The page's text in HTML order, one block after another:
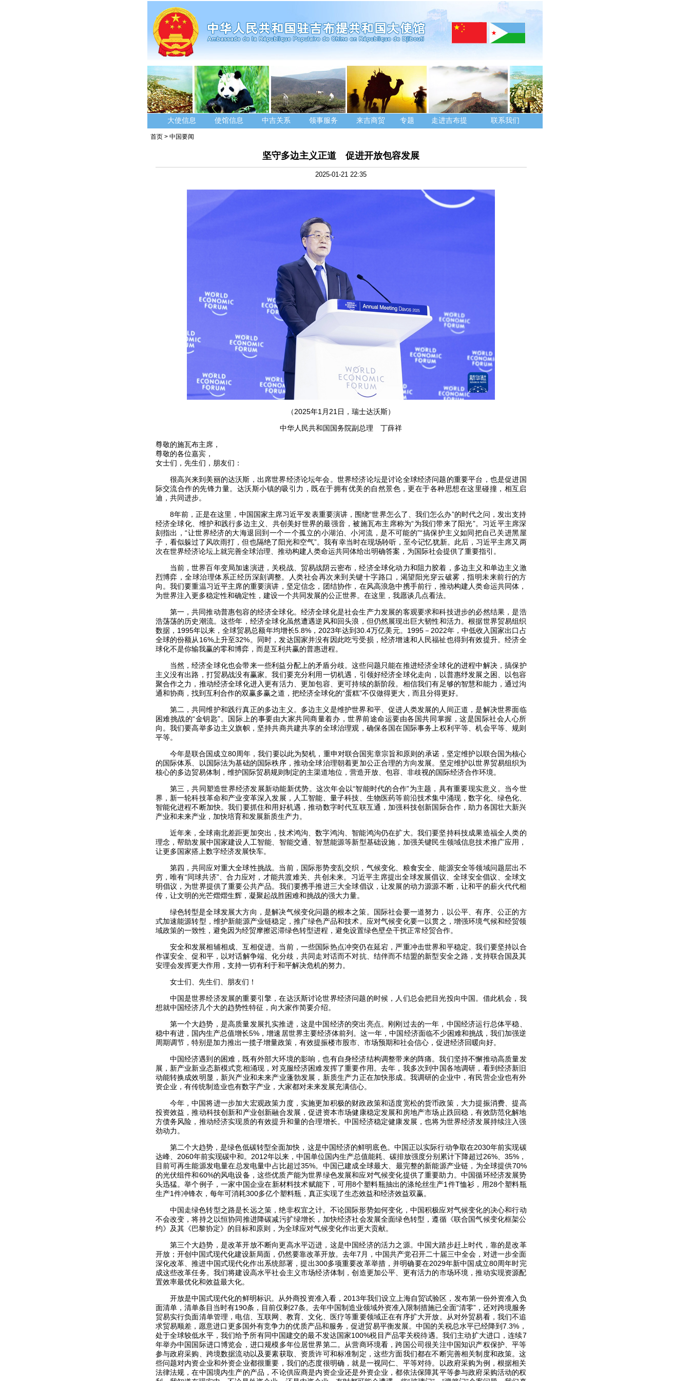
大使信息 使馆信息 中吉关系 领事服务 来吉商贸 专题 走进吉布提 联系我们
首页 > 中国要闻
坚守多边主义正道 促进开放包容发展
2025-01-21 22:35
（2025年1月21日，瑞士达沃斯）
中华人民共和国国务院副总理 丁薛祥
尊敬的施瓦布主席，
尊敬的各位嘉宾，
女士们，先生们，朋友们：
很高兴来到美丽的达沃斯，出席世界经济论坛年会。世界经济论坛是讨论全球经济问题的重要平台，也是促进国
际交流合作的先锋力量。达沃斯小镇的吸引力，既在于拥有优美的自然景色，更在于各种思想在这里碰撞，相互启
迪，共同进步。
8年前，正是在这里，中国国家主席习近平发表重要演讲，围绕“世界怎么了、我们怎么办”的时代之问，发出支持
经济全球化、维护和践行多边主义、共创美好世界的最强音，被施瓦布主席称为“为我们带来了阳光”。习近平主席深
刻指出，“让世界经济的大海退回到一个一个孤立的小湖泊、小河流，是不可能的”“搞保护主义如同把自己关进黑屋
子，看似躲过了风吹雨打，但也隔绝了阳光和空气”。我有幸当时在现场聆听，至今记忆犹新。此后，习近平主席又两
次在世界经济论坛上就完善全球治理、推动构建人类命运共同体给出明确答案，为国际社会提供了重要指引。
当前，世界百年变局加速演进，关税战、贸易战阴云密布，经济全球化动力和阻力胶着，多边主义和单边主义激
烈博弈，全球治理体系正经历深刻调整。人类社会再次来到关键十字路口，渴望阳光穿云破雾，指明未来前行的方
向。我们要重温习近平主席的重要演讲，坚定信念，团结协作，在风高浪急中携手前行，推动构建人类命运共同体，
为世界注入更多稳定性和确定性，建设一个共同发展的公正世界。在这里，我愿谈几点看法。
第一，共同推动普惠包容的经济全球化。经济全球化是社会生产力发展的客观要求和科技进步的必然结果，是浩
浩荡荡的历史潮流。这些年，经济全球化虽然遭遇逆风和回头浪，但仍然展现出巨大韧性和活力。根据世界贸易组织
数据，1995年以来，全球贸易总额年均增长5.8%，2023年达到30.4万亿美元。1995－2022年，中低收入国家出口占
全球的份额从16%上升至32%。同时，发达国家并没有因此吃亏受损，经济增速和人民福祉也得到有效提升。经济全
球化不是你输我赢的零和博弈，而是互利共赢的普惠进程。
当然，经济全球化也会带来一些利益分配上的矛盾分歧。这些问题只能在推进经济全球化的进程中解决，搞保护
主义没有出路，打贸易战没有赢家。我们要充分利用一切机遇，引领好经济全球化走向，以普惠纾发展之困、以包容
聚合作之力，推动经济全球化进入更有活力、更加包容、更可持续的新阶段。相信我们有足够的智慧和能力，通过沟
通和协商，找到互利合作的双赢多赢之道，把经济全球化的“蛋糕”不仅做得更大，而且分得更好。
第二，共同维护和践行真正的多边主义。多边主义是维护世界和平、促进人类发展的人间正道，是解决世界面临
困难挑战的“金钥匙”。国际上的事要由大家共同商量着办，世界前途命运要由各国共同掌握，这是国际社会人心所
向。我们要高举多边主义旗帜，坚持共商共建共享的全球治理观，确保各国在国际事务上权利平等、机会平等、规则
平等。
今年是联合国成立80周年，我们要以此为契机，重申对联合国宪章宗旨和原则的承诺，坚定维护以联合国为核心
的国际体系、以国际法为基础的国际秩序，推动全球治理朝着更加公正合理的方向发展。坚定维护以世界贸易组织为
核心的多边贸易体制，维护国际贸易规则制定的主渠道地位，营造开放、包容、非歧视的国际经济合作环境。
第三，共同塑造世界经济发展新动能新优势。这次年会以“智能时代的合作”为主题，具有重要现实意义。当今世
界，新一轮科技革命和产业变革深入发展，人工智能、量子科技、生物医药等前沿技术集中涌现，数字化、绿色化、
智能化进程不断加快。我们要抓住和用好机遇，推动数字时代互联互通，加强科技创新国际合作，助力各国壮大新兴
产业和未来产业，加快培育和发展新质生产力。
近年来，全球南北差距更加突出，技术鸿沟、数字鸿沟、智能鸿沟仍在扩大。我们要坚持科技成果造福全人类的
理念，帮助发展中国家建设人工智能、智能交通、智慧能源等新型基础设施，加强关键民生领域信息技术推广应用，
让更多国家搭上数字经济发展快车。
第四，共同应对重大全球性挑战。当前，国际形势变乱交织，气候变化、粮食安全、能源安全等领域问题层出不
穷，唯有“同球共济”、合力应对，才能共渡难关、共创未来。习近平主席提出全球发展倡议、全球安全倡议、全球文
明倡议，为世界提供了重要公共产品。我们要携手推进三大全球倡议，让发展的动力源源不断，让和平的薪火代代相
传，让文明的光芒熠熠生辉，凝聚起战胜困难和挑战的强大力量。
绿色转型是全球发展大方向，是解决气候变化问题的根本之策。国际社会要一道努力，以公平、有序、公正的方
式加速能源转型，维护新能源产业链稳定，推广绿色产品和技术。应对气候变化要一以贯之，增强环境气候和经贸领
域政策的一致性，避免因为经贸摩擦迟滞绿色转型进程，避免设置绿色壁垒干扰正常经贸合作。
安全和发展相辅相成、互相促进。当前，一些国际热点冲突仍在延宕，严重冲击世界和平稳定。我们要坚持以合
作谋安全、促和平，以对话解争端、化分歧，共同走对话而不对抗、结伴而不结盟的新型安全之路，支持联合国及其
安理会发挥更大作用，支持一切有利于和平解决危机的努力。
女士们、先生们、朋友们！
中国是世界经济发展的重要引擎，在达沃斯讨论世界经济问题的时候，人们总会把目光投向中国。借此机会，我
想就中国经济几个大的趋势性特征，向大家作简要介绍。
第一个大趋势，是高质量发展扎实推进，这是中国经济的突出亮点。刚刚过去的一年，中国经济运行总体平稳、
稳中有进，国内生产总值增长5%，增速居世界主要经济体前列。这一年，中国经济面临不少困难和挑战，我们加强逆
周期调节，特别是加力推出一揽子增量政策，有效提振楼市股市、市场预期和社会信心，促进经济回暖向好。
中国经济遇到的困难，既有外部大环境的影响，也有自身经济结构调整带来的阵痛。我们坚持不懈推动高质量发
展，新产业新业态新模式竞相涌现，对克服经济困难发挥了重要作用。去年，我多次到中国各地调研，看到经济新旧
动能转换成效明显，新兴产业和未来产业蓬勃发展，新质生产力正在加快形成。我调研的企业中，有民营企业也有外
资企业，有传统制造业也有数字产业，大家都对未来发展充满信心。
今年，中国将进一步加大宏观政策力度，实施更加积极的财政政策和适度宽松的货币政策，大力提振消费、提高
投资效益，推动科技创新和产业创新融合发展，促进资本市场健康稳定发展和房地产市场止跌回稳，有效防范化解地
方债务风险，推动经济实现质的有效提升和量的合理增长。中国经济稳定健康发展，也将为世界经济发展持续注入强
劲动力。
第二个大趋势，是绿色低碳转型全面加快，这是中国经济的鲜明底色。中国正以实际行动争取在2030年前实现碳
达峰、2060年前实现碳中和。2012年以来，中国单位国内生产总值能耗、碳排放强度分别累计下降超过26%、35%，
目前可再生能源发电量在总发电量中占比超过35%。中国已建成全球最大、最完整的新能源产业链，为全球提供70%
的光伏组件和60%的风电设备，这些优质产能为世界绿色发展和应对气候变化提供了重要助力。中国循环经济发展势
头迅猛。举个例子，一家中国企业在新材料技术赋能下，可用8个塑料瓶抽出的涤纶丝生产1件T恤衫，用28个塑料瓶
生产1件冲锋衣，每年可消耗300多亿个塑料瓶，真正实现了生态效益和经济效益双赢。
中国走绿色转型之路是长远之策，绝非权宜之计。不论国际形势如何变化，中国积极应对气候变化的决心和行动
不会改变，将持之以恒协同推进降碳减污扩绿增长，加快经济社会发展全面绿色转型，遵循《联合国气候变化框架公
约》及其《巴黎协定》的目标和原则，为全球应对气候变化作出更大贡献。
第三个大趋势，是改革开放不断向更高水平迈进，这是中国经济的活力之源。中国大踏步赶上时代，靠的是改革
开放；开创中国式现代化建设新局面，仍然要靠改革开放。去年7月，中国共产党召开二十届三中全会，对进一步全面
深化改革、推进中国式现代化作出系统部署，提出300多项重要改革举措，并明确要在2029年新中国成立80周年时完
成这些改革任务。我们将建设高水平社会主义市场经济体制，创造更加公平、更有活力的市场环境，推动实现资源配
置效率最优化和效益最大化。
开放是中国式现代化的鲜明标识。从外商投资准入看，2013年我们设立上海自贸试验区，发布第一份外资准入负
面清单，清单条目当时有190条，目前仅剩27条。去年中国制造业领域外资准入限制措施已全面“清零”，还对跨境服务
贸易实行负面清单管理，电信、互联网、教育、文化、医疗等重要领域正在有序扩大开放。从对外贸易看，我们不追
求贸易顺差，愿意进口更多国外有竞争力的优质产品和服务，促进贸易平衡发展。中国的关税总水平已经降到7.3%，
处于全球较低水平，我们给予所有同中国建交的最不发达国家100%税目产品零关税待遇。我们主动扩大进口，连续7
年举办中国国际进口博览会，进口规模多年位居世界第二。从营商环境看，跨国公司很关注中国知识产权保护、平等
参与政府采购、跨境数据流动以及要素获取、资质许可和标准制定，这些方面我们都在不断完善相关制度和政策。这
些问题对内资企业和外资企业都很重要，我们的态度很明确，就是一视同仁、平等对待。以政府采购为例，根据相关
法律法规，在中国境内生产的产品，不论供应商是内资企业还是外资企业，都依法保障其平等参与政府采购活动的权